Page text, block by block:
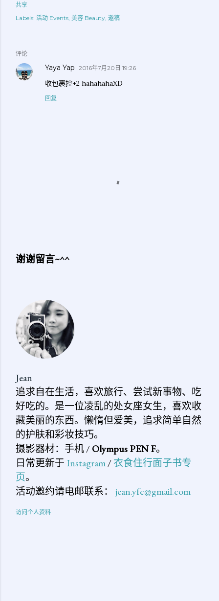
共享
Labels: 活动 Events 美容 Beauty 邀稿
评论
Yaya Yap 2016年7月20日 19:26
收包裹控+2 hahahahaXD
回复
论
谢谢留言~^^
Jean
追求自在生活，喜欢旅行、尝试新事物、吃
好吃的。是一位凌乱的处女座女生，喜欢收
藏美丽的东西。懒惰但爱美，追求简单自然
的护肤和彩妆技巧。
摄影器材：手机 /Olympus PEN F。
日常更新于 Instagram/衣食住行面子书专
页。
活动邀约请电邮联系： jean.yfc@gmail.com
访问个人资料